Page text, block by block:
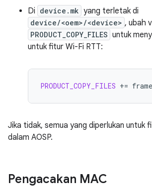
Di device.mk yang terletak di
device/<oem>/<device> , ubah
PRODUCT_COPY_FILES untuk
untuk fitur Wi-Fi RTT:
PRODUCT_COPY_FILES +=
Jika tidak, semua yang diperlukan untuk
dalam AOSP.
Pengacakan MAC